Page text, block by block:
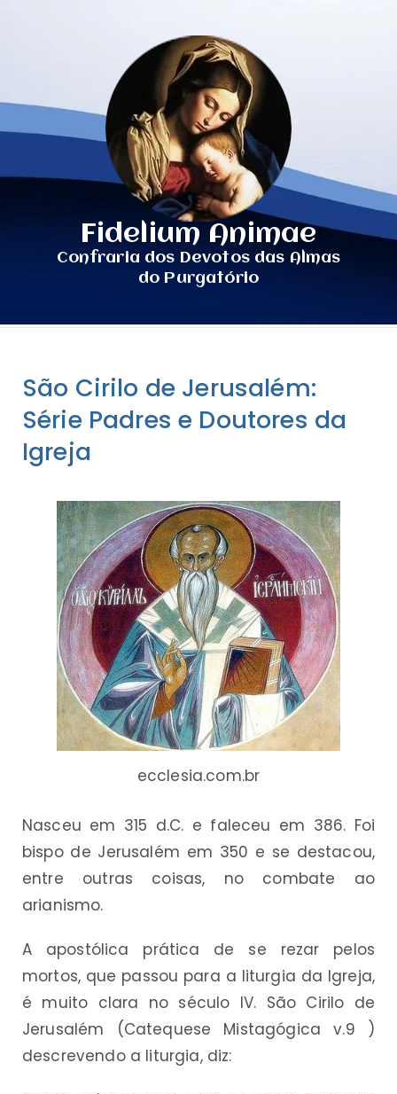
Fidelium Animae
Confraria dos Devotos das Almas
do Purgatório
São Cirilo de Jerusalém:
Série Padres e Doutores da
Igreja
ecclesia.com.br
Nasceu em 315 d.C. e faleceu em 386. Foi
bispo de Jerusalém em 350 e se destacou,
entre outras coisas, no combate ao
arianismo.
A apostólica prática de se rezar pelos
mortos, que passou para a liturgia da Igreja,
é muito clara no século IV. São Cirilo de
Jerusalém (Catequese Mistagógica v.9 )
descrevendo a liturgia, diz: